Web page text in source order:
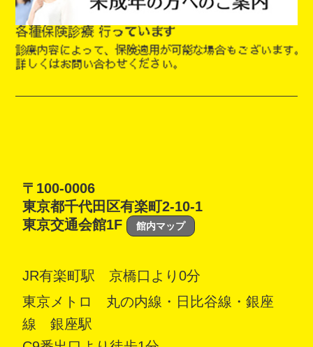
〒100-0006
東京都千代田区有楽町2-10-1
東京交通会館1F
館内マップ
JR有楽町駅 京橋口より0分
東京メトロ 丸の内線・日比谷線・銀座
線 銀座駅